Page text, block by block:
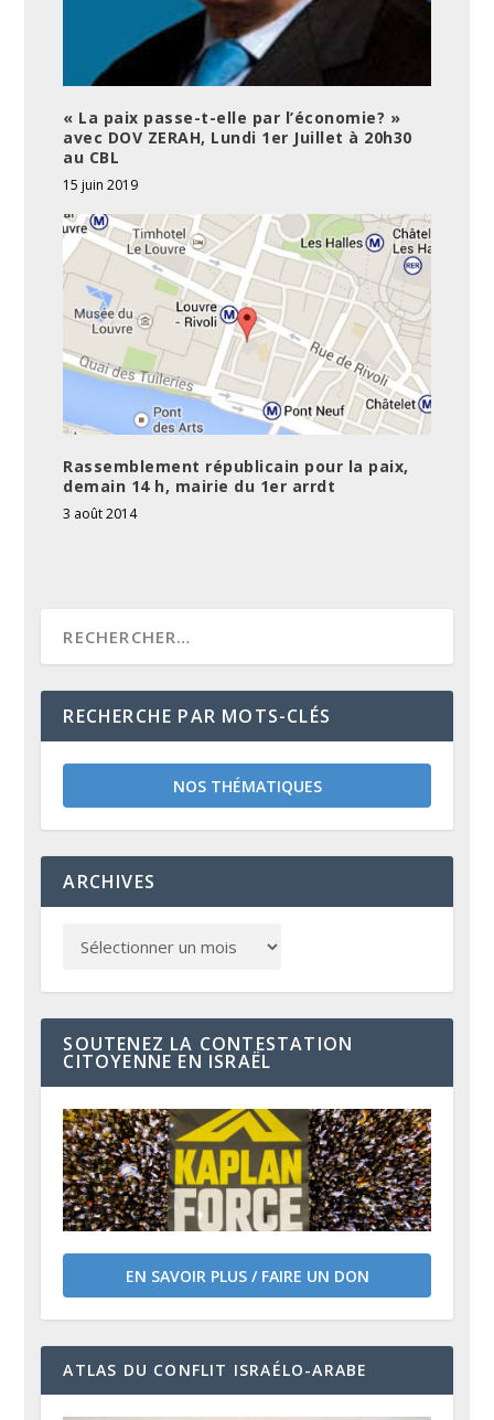
« La paix passe-t-elle par l’économie? »
avec DOV ZERAH, Lundi 1er Juillet à 20h30
au CBL
15 juin 2019
Rassemblement républicain pour la paix,
demain 14 h, mairie du 1er arrdt
3 août 2014
RECHERCHE PAR MOTS-CLÉS
NOS THÉMATIQUES
ARCHIVES
SOUTENEZ LA CONTESTATION
CITOYENNE EN ISRAËL
EN SAVOIR PLUS / FAIRE UN DON
ATLAS DU CONFLIT ISRAÉLO-ARABE